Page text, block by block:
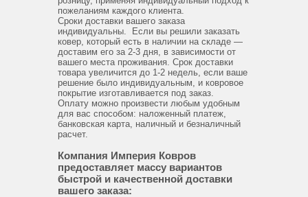
пожеланиям каждого клиента.
Сроки доставки вашего заказа
индивидуальны. Если вы решили заказать
ковер, который есть в наличии на складе —
доставим его за 2-3 дня, в зависимости от
вашего места проживания. Срок доставки
товара увеличится до 1-2 недель, если ваше
решение было индивидуальным, и ковровое
покрытие изготавливается под заказ.
Оплату можно произвести любым удобным
для вас способом: наложенный платеж,
банковская карта, наличный и безналичный
расчет.
Компания Империя Ковров
предоставляет массу вариантов
быстрой и качественной доставки
вашего заказа: